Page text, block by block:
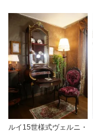
ルイ15世様式ヴェルニ・